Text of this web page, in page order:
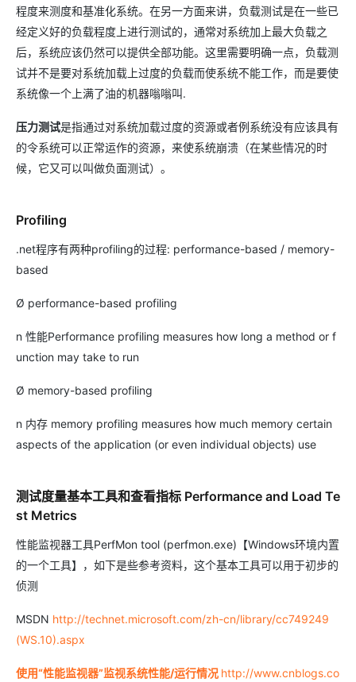
程度来测度和基准化系统。在另一方面来讲，负载测试是在一些已
经定义好的负载程度上进行测试的，通常对系统加上最大负载之
后，系统应该仍然可以提供全部功能。这里需要明确一点，负载测
试并不是要对系统加载上过度的负载而使系统不能工作，而是要使
系统像一个上满了油的机器嗡嗡叫.
压力测试是指通过对系统加载过度的资源或者例系统没有应该具有
的令系统可以正常运作的资源，来使系统崩溃（在某些情况的时
候，它又可以叫做负面测试）。
Profiling
.net程序有两种profiling的过程: performance-based / memory-
based
Ø performance-based profiling
n 性能Performance profiling measures how long a method or f
unction may take to run
Ø memory-based profiling
n 内存 memory profiling measures how much memory certain
aspects of the application (or even individual objects) use
测试度量基本工具和查看指标 Performance and Load Te
st Metrics
性能监视器工具PerfMon tool (perfmon.exe)【Windows环境内置
的一个工具】，如下是些参考资料，这个基本工具可以用于初步的
侦测
MSDN http://technet.microsoft.com/zh-cn/library/cc749249
(WS.10).aspx
使用“性能监视器”监视系统性能/运行情况 http://www.cnblogs.co